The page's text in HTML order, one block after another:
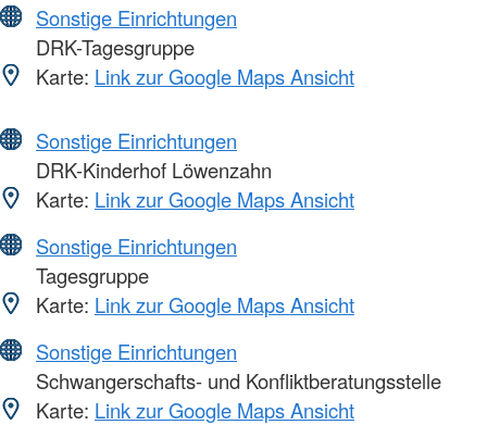
Sonstige Einrichtungen
DRK-Tagesgruppe
Karte: Link zur Google Maps Ansicht
Sonstige Einrichtungen
DRK-Kinderhof Löwenzahn
Karte: Link zur Google Maps Ansicht
Sonstige Einrichtungen
Tagesgruppe
Karte: Link zur Google Maps Ansicht
Sonstige Einrichtungen
Schwangerschafts- und Konfliktberatungsstelle
Karte: Link zur Google Maps Ansicht